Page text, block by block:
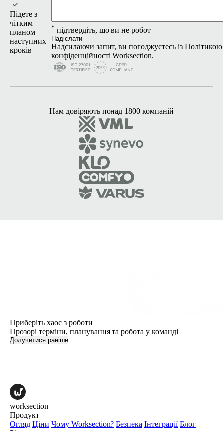
Підете з
чітким
планом
наступних
кроків
* підтвердіть, що ви не робот
Надіслати
Надсилаючи запит, ви погоджуєтесь із Політикою
конфіденційності Worksection.
Нам довіряють понад 1800 компаній
Приберіть хаос з роботи
Прозорі терміни, планування та робота у команді
Долучитися раніше
worksection
Продукт
Огляд Ціни Чому Worksection? Безпека Інтеграції Блог